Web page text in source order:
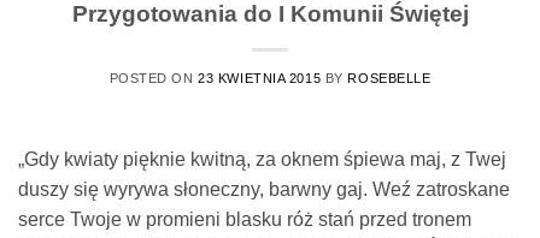
Przygotowania do I Komunii Świętej
POSTED ON23 KWIETNIA 2015 BY ROSEBELLE
„Gdy kwiaty pięknie kwitną, za oknem śpiewa maj, z Twej
duszy się wyrywa słoneczny, barwny gaj. Weź zatroskane
serce Twoje w promieni blasku róż stań przed tronem